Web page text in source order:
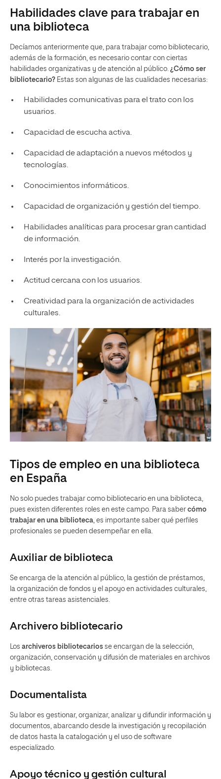
Habilidades clave para trabajar en
una biblioteca
Decíamos anteriormente que, para trabajar como bibliotecario,
además de la formación, es necesario contar con ciertas
habilidades organizativas y de atención al público. ¿Cómo ser
bibliotecario? Estas son algunas de las cualidades necesarias:
Habilidades comunicativas para el trato con los
usuarios.
Capacidad de escucha activa.
Capacidad de adaptación a nuevos métodos y
tecnologías.
Conocimientos informáticos.
Capacidad de organización y gestión del tiempo.
Habilidades analíticas para procesar gran cantidad
de información.
Interés por la investigación.
Actitud cercana con los usuarios.
Creatividad para la organización de actividades
culturales.
Tipos de empleo en una biblioteca
en España
No solo puedes trabajar como bibliotecario en una biblioteca,
pues existen diferentes roles en este campo. Para saber cómo
trabajar en una biblioteca , es importante saber qué perfiles
profesionales se pueden desempeñar en ella.
Auxiliar de biblioteca
Se encarga de la atención al público, la gestión de préstamos,
la organización de fondos y el apoyo en actividades culturales,
entre otras tareas asistenciales.
Archivero bibliotecario
Los archiveros bibliotecarios se encargan de la selección,
organización, conservación y difusión de materiales en archivos
y bibliotecas.
Documentalista
Su labor es gestionar, organizar, analizar y difundir información y
documentos, abarcando desde la investigación y recopilación
de datos hasta la catalogación y el uso de software
especializado.
Apoyo técnico y gestión cultural